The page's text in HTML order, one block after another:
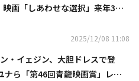
映画「しあわせな選択」来年3月
2025/12/08 11:08
・イェジン、大胆ドレスで登
ナら「第46回青龍映画賞」レッ